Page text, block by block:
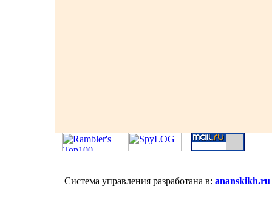
Система управления разработана в: ananskikh.ru